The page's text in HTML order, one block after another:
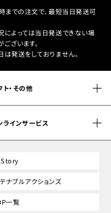
までの注文で、最短当日発送可
によっては当日発送できない場
ございます。
は発送をしておりません。
ト・その他
ラインサービス
ナブルアクションズ
一覧